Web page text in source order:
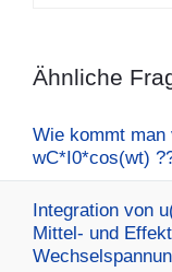
Ähnliche
Wie kommt
wC*I0*cos(wt)
Integration von
Mittel- und